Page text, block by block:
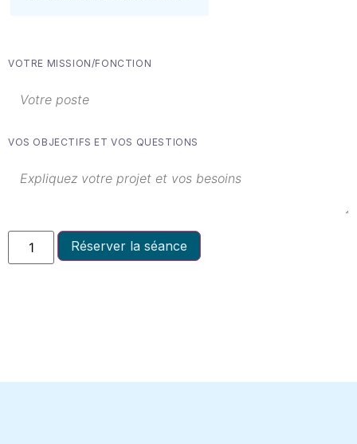
VOTRE MISSION/FONCTION
VOS OBJECTIFS ET VOS QUESTIONS
Réserver la séance